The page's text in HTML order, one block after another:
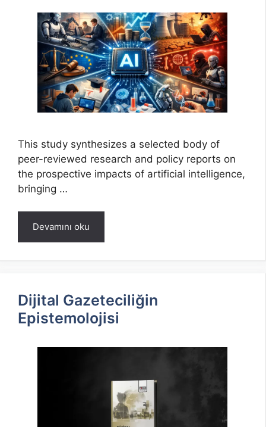
This study synthesizes a selected body of
peer-reviewed research and policy reports on
the prospective impacts of artificial intelligence,
bringing …
Devamını oku
Dijital Gazeteciliğin
Epistemolojisi